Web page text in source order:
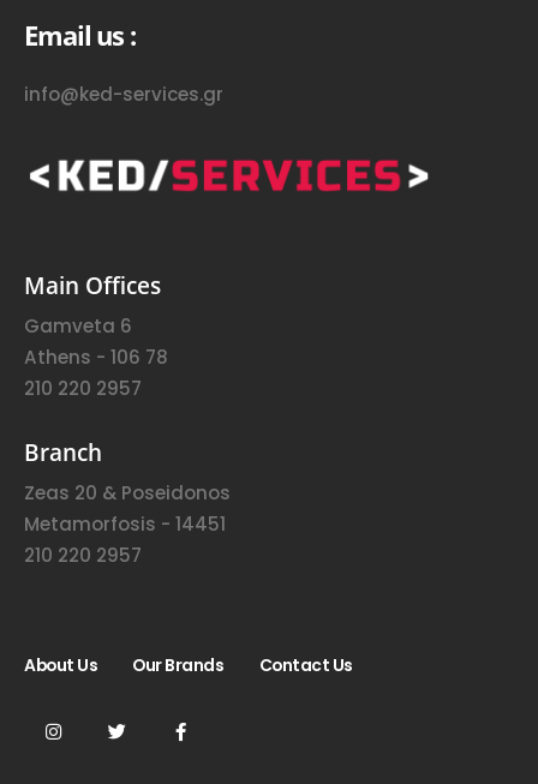
Email us :
info@ked-services.gr
Main Offices
Gamveta 6
Athens - 106 78
210 220 2957
Branch
Zeas 20 & Poseidonos
Metamorfosis - 14451
210 220 2957
About Us Our Brands Contact Us